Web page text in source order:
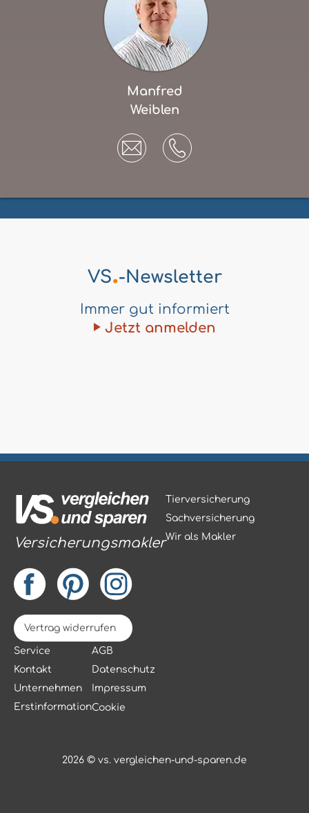
Manfred
Weiblen
VS.-Newsletter
Immer gut informiert
Jetzt anmelden
Versicherungsmakler
Vertrag widerrufen
Tierversicherung
Sachversicherung
Wir als Makler
Service
Kontakt
Unternehmen
Erstinformation
AGB
Datenschutz
Impressum
Cookie
2026 © vs. vergleichen-und-sparen.de